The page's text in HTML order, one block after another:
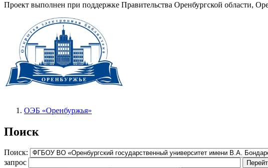
Проект выполнен при поддержке Правительства Оренбургской области,
ОЭБ «Оренбуржья»
Поиск
Поиск:
запрос